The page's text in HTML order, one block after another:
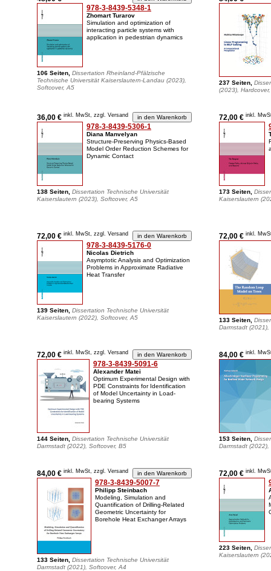
978-3-8439-5348-1
Zhomart Turarov
Simulation and optimization of
interacting particle systems with
application in pedestrian dynamics
106 Seiten, Dissertation Rheinland-Pfälzische
Technische Universität Kaiserslautern-Landau (2023),
Softcover, A5
36,00 € inkl. MwSt, zzgl. Versand
978-3-8439-5306-1
Diana Manvelyan
Structure-Preserving Physics-Based
Model Order Reduction Schemes for
Dynamic Contact
138 Seiten, Dissertation Technische Universität
Kaiserslautern (2023), Softcover, A5
72,00 € inkl. MwSt, zzgl. Versand
978-3-8439-5176-0
Nicolas Dietrich
Asymptotic Analysis and Optimization
Problems in Approximate Radiative
Heat Transfer
139 Seiten, Dissertation Technische Universität
Kaiserslautern (2022), Softcover, A5
72,00 € inkl. MwSt, zzgl. Versand
978-3-8439-5091-6
Alexander Matei
Optimum Experimental Design with
PDE Constraints for Identification
of Model Uncertainty in Load-
bearing Systems
144 Seiten, Dissertation Technische Universität
Darmstadt (2022), Softcover, B5
84,00 € inkl. MwSt, zzgl. Versand
978-3-8439-5007-7
Philipp Steinbach
Modeling, Simulation and
Quantification of Drilling-Related
Geometric Uncertainty for
Borehole Heat Exchanger Arrays
133 Seiten, Dissertation Technische Universität
Darmstadt (2021), Softcover, A4
237 Seiten,
(2023),
72,00 € inkl.
173 Seiten,
Kaiserslautern
72,00 € inkl.
133 Seiten,
Darmstadt (2021),
84,00 € inkl.
153 Seiten,
Darmstadt (2022),
72,00 € inkl.
223 Seiten,
Kaiserslautern